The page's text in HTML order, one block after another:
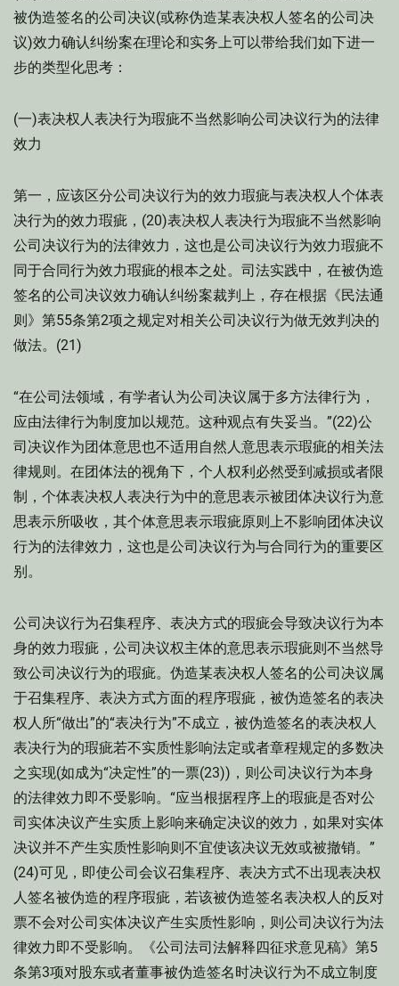
被伪造签名的公司决议(或称伪造某表决权人签名的公司决
议)效力确认纠纷案在理论和实务上可以带给我们如下进一
步的类型化思考：
(一)表决权人表决行为瑕疵不当然影响公司决议行为的法律
效力
第一，应该区分公司决议行为的效力瑕疵与表决权人个体表
决行为的效力瑕疵，(20)表决权人表决行为瑕疵不当然影响
公司决议行为的法律效力，这也是公司决议行为效力瑕疵不
同于合同行为效力瑕疵的根本之处。司法实践中，在被伪造
签名的公司决议效力确认纠纷案裁判上，存在根据《民法通
则》第55条第2项之规定对相关公司决议行为做无效判决的
做法。(21)
“在公司法领域，有学者认为公司决议属于多方法律行为，
应由法律行为制度加以规范。这种观点有失妥当。”(22)公
司决议作为团体意思也不适用自然人意思表示瑕疵的相关法
律规则。在团体法的视角下，个人权利必然受到减损或者限
制，个体表决权人表决行为中的意思表示被团体决议行为意
思表示所吸收，其个体意思表示瑕疵原则上不影响团体决议
行为的法律效力，这也是公司决议行为与合同行为的重要区
别。
公司决议行为召集程序、表决方式的瑕疵会导致决议行为本
身的效力瑕疵，公司决议权主体的意思表示瑕疵则不当然导
致公司决议行为的瑕疵。伪造某表决权人签名的公司决议属
于召集程序、表决方式方面的程序瑕疵，被伪造签名的表决
权人所“做出”的“表决行为”不成立，被伪造签名的表决权人
表决行为的瑕疵若不实质性影响法定或者章程规定的多数决
之实现(如成为“决定性”的一票(23))，则公司决议行为本身
的法律效力即不受影响。“应当根据程序上的瑕疵是否对公
司实体决议产生实质上影响来确定决议的效力，如果对实体
决议并不产生实质性影响则不宜使该决议无效或被撤销。”
(24)可见，即使公司会议召集程序、表决方式不出现表决权
人签名被伪造的程序瑕疵，若该被伪造签名表决权人的反对
票不会对公司实体决议产生实质性影响，则公司决议行为法
律效力即不受影响。《公司法司法解释四征求意见稿》第5
条第3项对股东或者董事被伪造签名时决议行为不成立制度